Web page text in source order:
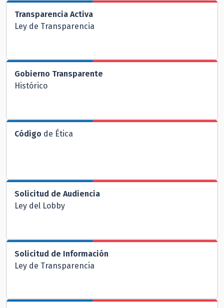
Transparencia Activa
Ley de Transparencia
Gobierno Transparente
Histórico
Código de Ética
Solicitud de Audiencia
Ley del Lobby
Solicitud de Información
Ley de Transparencia